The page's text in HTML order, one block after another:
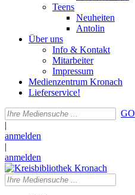
Teens
Neuheiten
Antolin
Über uns
Info & Kontakt
Mitarbeiter
Impressum
Medienzentrum Kronach
Lieferservice!
GO
|
anmelden
|
anmelden